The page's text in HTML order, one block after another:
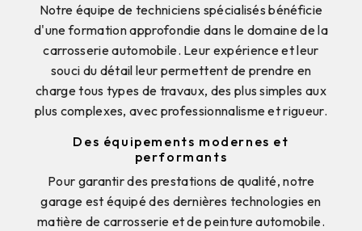
Notre équipe de techniciens spécialisés bénéficie
d'une formation approfondie dans le domaine de la
carrosserie automobile. Leur expérience et leur
souci du détail leur permettent de prendre en
charge tous types de travaux, des plus simples aux
plus complexes, avec professionnalisme et rigueur.
Des équipements modernes et
performants
Pour garantir des prestations de qualité, notre
garage est équipé des dernières technologies en
matière de carrosserie et de peinture automobile.